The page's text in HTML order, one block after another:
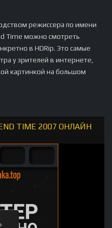
режиссера по имени
Time можно смотреть
в HDRip. Это самые
у зрителей в интернете,
картинкой на большом
TIME 2007 ОНЛАЙН